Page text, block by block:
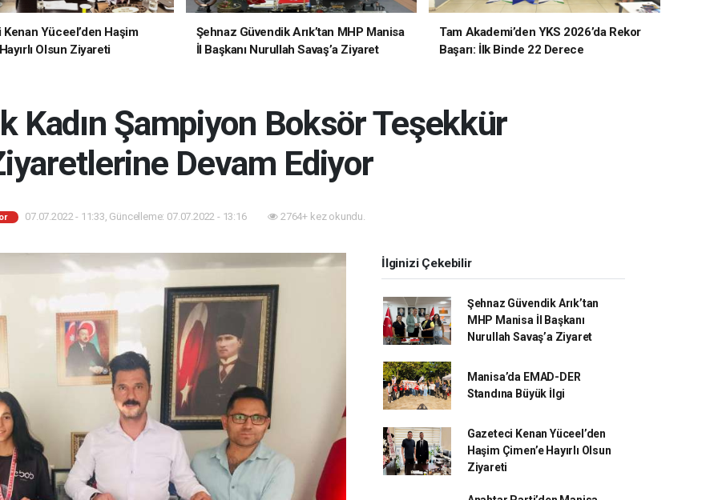
Yüceel’den Haşim
Olsun Ziyareti
Şehnaz Güvendik Arık’tan MHP Manisa
İl Başkanı Nurullah Savaş’a Ziyaret
Tam Akademi’den YKS 2026’da Rekor
Başarı: İlk Binde 22 Derece
Kadın Şampiyon Boksör Teşekkür
Devam Ediyor
07.07.2022 - 11:33, Güncelleme: 07.07.2022 - 13:16 2764+ kez okundu.
İlginizi Çekebilir
Şehnaz Güvendik Arık’tan
MHP Manisa İl Başkanı
Nurullah Savaş’a Ziyaret
Manisa’da EMAD-DER
Standına Büyük İlgi
Gazeteci Kenan Yüceel’den
Haşim Çimen’e Hayırlı Olsun
Ziyareti